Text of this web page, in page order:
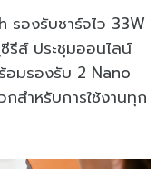
รองรับชาร์จไว 33W
รีส์ ประชุมออนไลน์
อมรองรับ 2 Nano
กสำหรับการใช้งานทุก